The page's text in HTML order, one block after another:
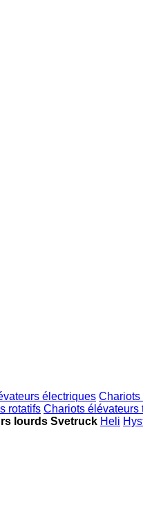
électriques Chariots
rotatifs Chariots élévateurs
lourds Svetruck Heli